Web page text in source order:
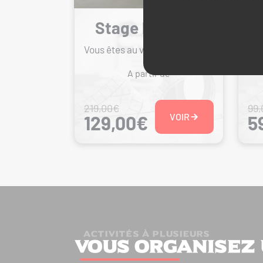
Stage Pilotage
Vous êtes au volant
A partir de
219,00€
129,00€ VOIR
ACTIVITÉS À PLUSIEURS
Vous organisez